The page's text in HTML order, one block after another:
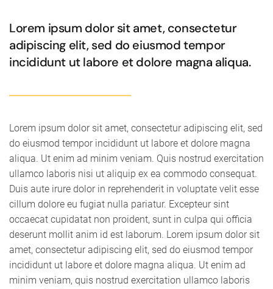
Lorem ipsum dolor sit amet, consectetur
adipiscing elit, sed do eiusmod tempor
incididunt ut labore et dolore magna aliqua.
Lorem ipsum dolor sit amet, consectetur adipiscing elit, sed
do eiusmod tempor incididunt ut labore et dolore magna
aliqua. Ut enim ad minim veniam. Quis nostrud exercitation
ullamco laboris nisi ut aliquip ex ea commodo consequat.
Duis aute irure dolor in reprehenderit in voluptate velit esse
cillum dolore eu fugiat nulla pariatur. Excepteur sint
occaecat cupidatat non proident, sunt in culpa qui officia
deserunt mollit anim id est laborum. Lorem ipsum dolor sit
amet, consectetur adipiscing elit, sed do eiusmod tempor
incididunt ut labore et dolore magna aliqua. Ut enim ad
minim veniam, quis nostrud exercitation ullamco laboris